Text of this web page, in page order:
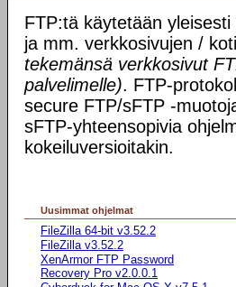
FTP:tä käytetään
ja mm. verkkosivujen /
tekemänsä verkkosivut
palvelimelle). FTP-
secure FTP/sFTP -
sFTP-yhteensopivia
kokeiluversioitakin.
Uusimmat ohjelmat
FileZilla 64-bit v3.52.2
FileZilla v3.52.2
XenArmor FTP Password
Recovery Pro v2.0.0.1